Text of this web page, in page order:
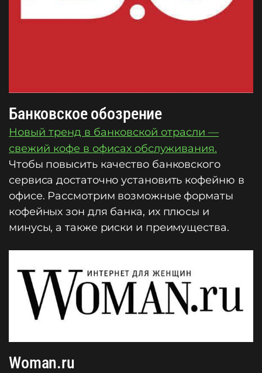
Банковское обозрение
Новый тренд в банковской отрасли —
свежий кофе в офисах обслуживания.
Чтобы повысить качество банковского
сервиса достаточно установить кофейню в
офисе. Рассмотрим возможные форматы
кофейных зон для банка, их плюсы и
минусы, а также риски и преимущества.
Woman.ru